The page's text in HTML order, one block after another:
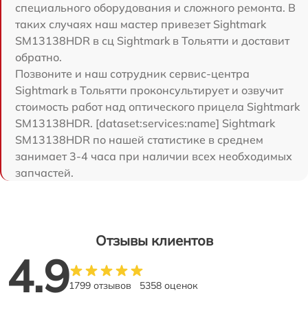
специального оборудования и сложного ремонта. В
таких случаях наш мастер привезет Sightmark
SM13138HDR в сц Sightmark в Тольятти и доставит
обратно.
Позвоните и наш сотрудник сервис-центра
Sightmark в Тольятти проконсультирует и озвучит
стоимость работ над оптического прицела Sightmark
SM13138HDR. [dataset:services:name] Sightmark
SM13138HDR по нашей статистике в среднем
занимает 3-4 часа при наличии всех необходимых
запчастей.
Отзывы клиентов
4.91799 отзывов 5358 оценок